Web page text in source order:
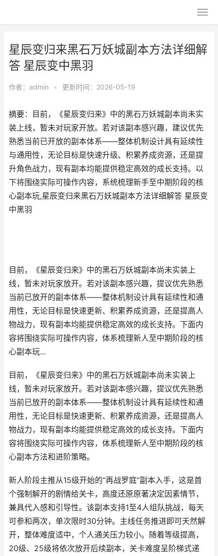
星辰变归来黑石万妖城副本方法详细解
答 星辰变中黑羽
作者： admin • 更新时间：2026-05-19
摘要：目前，《星辰变归来》中的黑石万妖城副本尚未实
装上线，暂未对玩家开放。若对该副本感兴趣，建议优先
熟悉当前已开放的副本体系——整体机制设计具有延续性
与通用性，无论目标是快速升级、积累养成资源，还是提
升角色战力，现有副本均能提供稳定高效的成长支持。以
下将围绕实际可操作内容，系统梳理新手至中期阶段的核
心副本玩,星辰变归来黑石万妖城副本方法详细解答 星辰变
中黑羽
目前，《星辰变归来》中的黑石万妖城副本尚未实装上
线，暂未对玩家放开。若对该副本感兴趣，提议优先熟悉
当前已放开的副本体系——整体机制设计具有延续性和通
用性，无论目标是快速更新、积累养成资源，还是提高人
物战力，现有副本均能提供稳定高效的成长支持。下面内
容将围绕实际可操作内容，体系梳理新人至中期阶段的核
心副本玩...
目前，《星辰变归来》中的黑石万妖城副本尚未实装上
线，暂未对玩家放开。若对该副本感兴趣，提议优先熟悉
当前已放开的副本体系——整体机制设计具有延续性和通
用性，无论目标是快速更新、积累养成资源，还是提高人
物战力，现有副本均能提供稳定高效的成长支持。下面内
容将围绕实际可操作内容，体系梳理新人至中期阶段的核
心副本方法和进阶策略。
新人阶段主推从15级开始的“再战罗庭”副本入手，这是首
个强制解开的剧情给关卡，高度还原原著决定因素情节，
兼具代入感和引导性。该副本支持1至4人组队挑战，每天
可参和两次，单次限时30分钟。主线任务推进即可天然解
开，整体难度适中，个人通关压力较小。随着等级提高，
20级、25级将依次放开后续副本，关卡难度呈阶梯式递